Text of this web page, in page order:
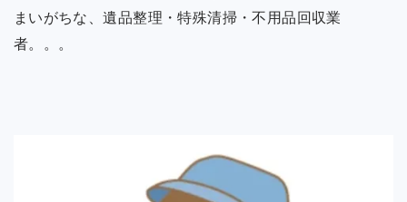
まいがちな、遺品整理・特殊清掃・不用品回収業
者。。。